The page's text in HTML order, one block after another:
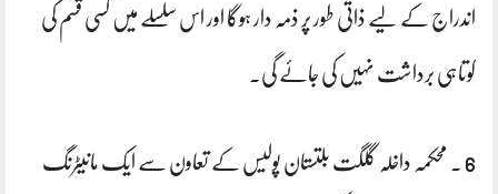
اندراج کے لیے ذاتی طور پر ذمہ دار ہوگا اور اس سلسلے میں کسی قسم کی
کوتاہی برداشت نہیں کی جائے گی۔
6 . محکمہ داخلہ گلگت بلتستان پولیس کے تعاون سے ایک مانیٹرنگ